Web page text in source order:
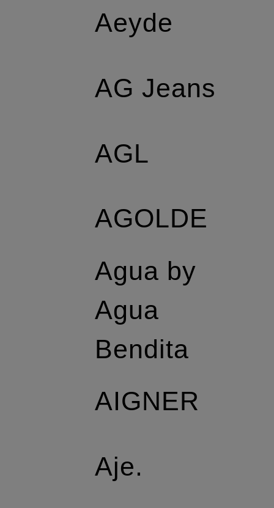
Aeyde
AG Jeans
AGL
AGOLDE
Agua by
Agua
Bendita
AIGNER
Aje.